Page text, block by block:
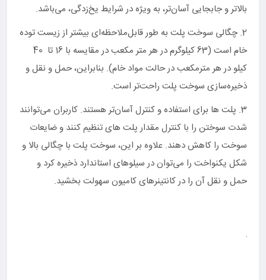
بالاتر و جابجایی آسان‌تر، به ویژه در شرایط یخ‌زدگی، می‌باشد.
2. چگالی سوخت پلت به طور قابل‌ملاحظه‌ای بیشتر از زیست توده
خام است (63 کیلوگرم در هر متر مکعب در مقایسه با 16 تا 40
کیلو در هر مترمکعب در حالت مواد خام). بنابراین، حمل و نقل و
ذخیره‌سازی سوخت پلت راحت‌تر است.
3. پلت ها برای استفاده و کنترل آسان‌تر هستند. کاربران می‌توانند
شدت سوختن را با کنترل مقدار پلت های تنظیم کنند و ضایعات
سوخت را کاهش دهند. علاوه بر این، سوخت پلت با چگالی بالا و
شکل یکنواخت را می‌توان در سیلوهای استاندارد ذخیره کرد و
حمل و نقل آن را در کانتینرهای کامیون سهولت بخشید.